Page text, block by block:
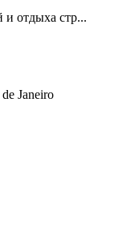
и отдыха стр...
Janeiro